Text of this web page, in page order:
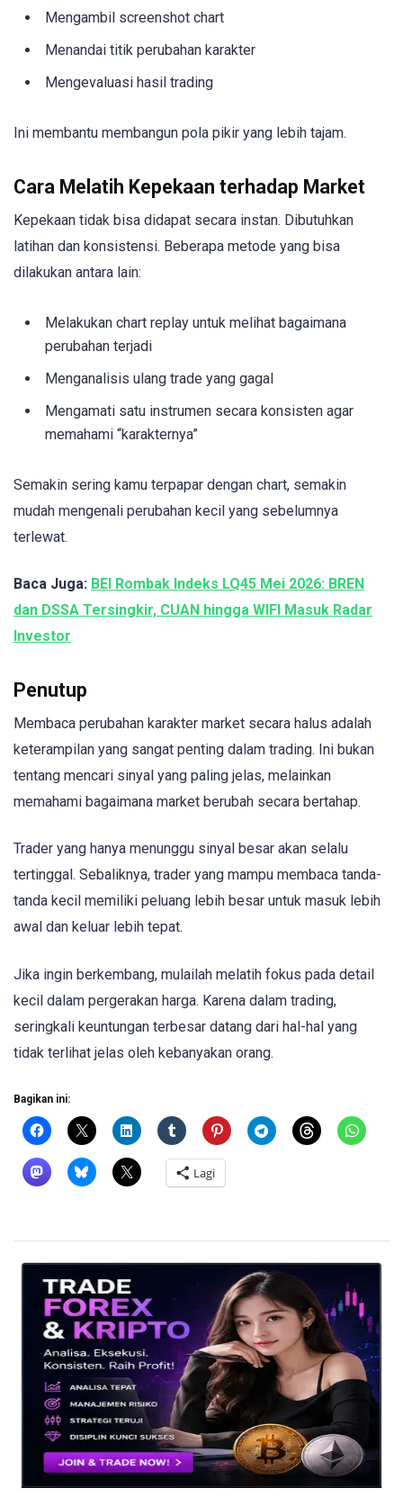
Mengambil screenshot chart
Menandai titik perubahan karakter
Mengevaluasi hasil trading
Ini membantu membangun pola pikir yang lebih tajam.
Cara Melatih Kepekaan terhadap Market
Kepekaan tidak bisa didapat secara instan. Dibutuhkan
latihan dan konsistensi. Beberapa metode yang bisa
dilakukan antara lain:
Melakukan chart replay untuk melihat bagaimana
perubahan terjadi
Menganalisis ulang trade yang gagal
Mengamati satu instrumen secara konsisten agar
memahami “karakternya”
Semakin sering kamu terpapar dengan chart, semakin
mudah mengenali perubahan kecil yang sebelumnya
terlewat.
Baca Juga: BEI Rombak Indeks LQ45 Mei 2026: BREN
dan DSSA Tersingkir, CUAN hingga WIFI Masuk Radar
Investor
Penutup
Membaca perubahan karakter market secara halus adalah
keterampilan yang sangat penting dalam trading. Ini bukan
tentang mencari sinyal yang paling jelas, melainkan
memahami bagaimana market berubah secara bertahap.
Trader yang hanya menunggu sinyal besar akan selalu
tertinggal. Sebaliknya, trader yang mampu membaca tanda-
tanda kecil memiliki peluang lebih besar untuk masuk lebih
awal dan keluar lebih tepat.
Jika ingin berkembang, mulailah melatih fokus pada detail
kecil dalam pergerakan harga. Karena dalam trading,
seringkali keuntungan terbesar datang dari hal-hal yang
tidak terlihat jelas oleh kebanyakan orang.
Bagikan ini:
Lagi